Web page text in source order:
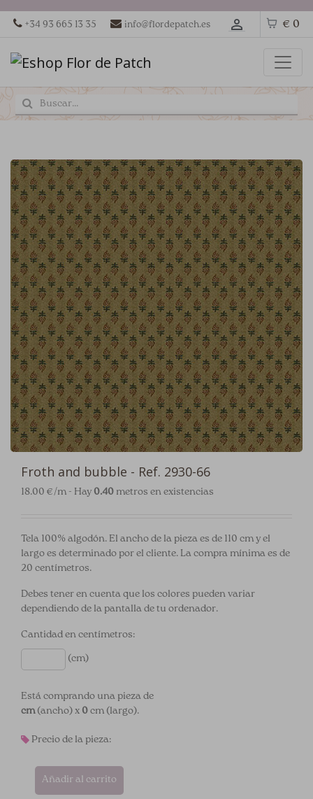
+34 93 665 13 35 info@flordepatch.es € 0
Froth and bubble - Ref. 2930-66
18.00 €/m - Hay 0.40 metros en existencias
Tela 100% algodón. El ancho de la pieza es de 110 cm y el
largo es determinado por el cliente. La compra mínima es de
20 centímetros.
Debes tener en cuenta que los colores pueden variar
dependiendo de la pantalla de tu ordenador.
Cantidad en centímetros:
(cm)
Está comprando una pieza de
cm(ancho) x 0cm (largo).
Precio de la pieza:
Añadir al carrito